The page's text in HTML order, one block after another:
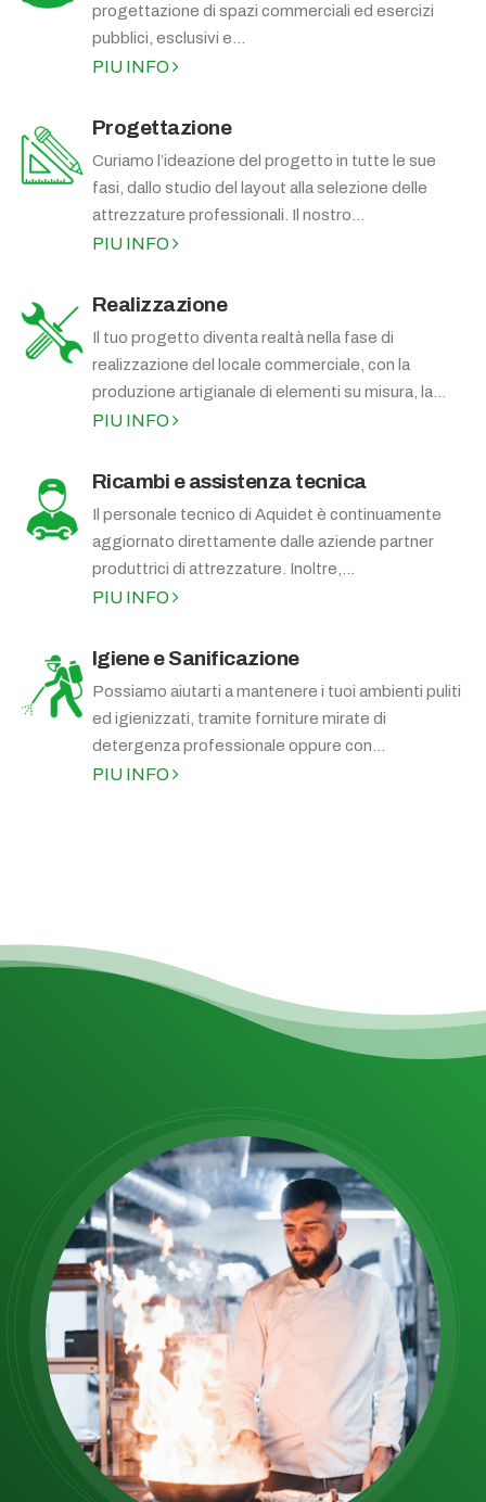
progettazione di spazi commerciali ed esercizi
pubblici, esclusivi e...
PIU INFO
Progettazione
Curiamo l’ideazione del progetto in tutte le sue
fasi, dallo studio del layout alla selezione delle
attrezzature professionali. Il nostro...
PIU INFO
Realizzazione
Il tuo progetto diventa realtà nella fase di
realizzazione del locale commerciale, con la
produzione artigianale di elementi su misura, la...
PIU INFO
Ricambi e assistenza tecnica
Il personale tecnico di Aquidet è continuamente
aggiornato direttamente dalle aziende partner
produttrici di attrezzature. Inoltre,...
PIU INFO
Igiene e Sanificazione
Possiamo aiutarti a mantenere i tuoi ambienti puliti
ed igienizzati, tramite forniture mirate di
detergenza professionale oppure con...
PIU INFO